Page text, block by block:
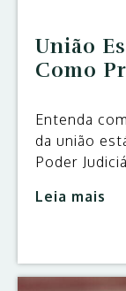
União
Como
Entenda
da união
Poder
Leia mais